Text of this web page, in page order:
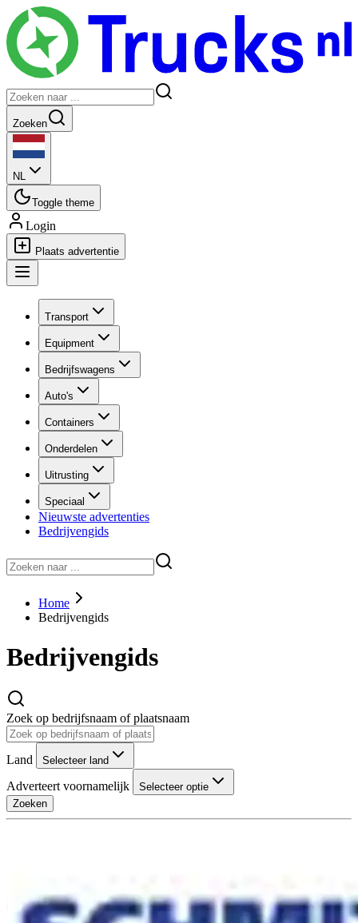
Zoeken
NL
Toggle theme
Login
Plaats advertentie
Transport
Equipment
Bedrijfswagens
Auto's
Containers
Onderdelen
Uitrusting
Speciaal
Nieuwste advertenties
Bedrijvengids
Home
Bedrijvengids
Bedrijvengids
Zoek op bedrijfsnaam of plaatsnaam
Land Selecteer land
Adverteert voornamelijk
Selecteer optie
Zoeken